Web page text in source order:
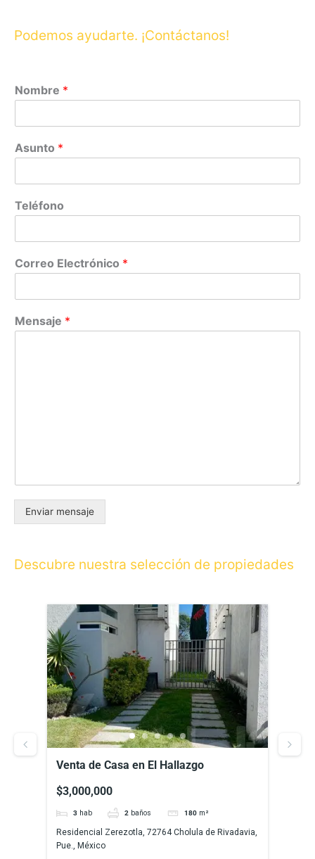
Podemos ayudarte. ¡Contáctanos!
Nombre *
Asunto *
Teléfono
Correo Electrónico *
Mensaje *
Enviar mensaje
Descubre nuestra selección de propiedades
Venta de Casa en El Hallazgo,
Zerezotla, Puebla
$3,000,000
3 hab 2 baños 180 m²
Residencial Zerezotla, 72764 Cholula de Rivadavia,
Pue., México